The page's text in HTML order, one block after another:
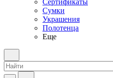
Сумки
Украшения
Полотенца
Еще